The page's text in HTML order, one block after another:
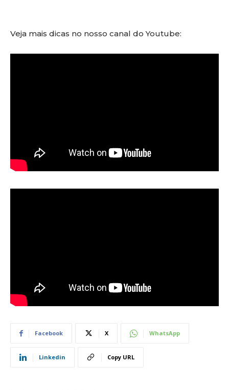
Veja mais dicas no nosso canal do Youtube:
Facebook X WhatsApp
Linkedin Copy URL